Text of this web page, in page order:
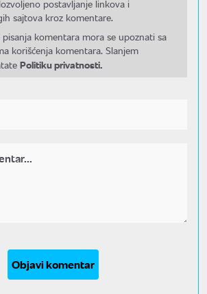
postavljanje linkova i
sajtova kroz komentare.
komentara mora se upoznati sa
korišćenja komentara. Slanjem
Politiku privatnosti.
Objavi komentar